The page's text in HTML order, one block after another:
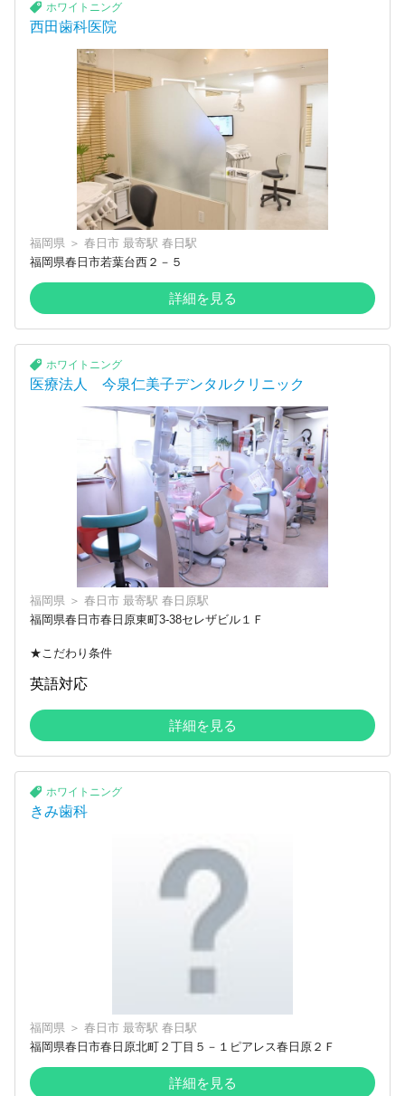
ホワイトニング
西田歯科医院
福岡県 ＞ 春日市 最寄駅 春日駅
福岡県春日市若葉台西２－５
詳細を見る
ホワイトニング
医療法人 今泉仁美子デンタルクリニック
福岡県 ＞ 春日市 最寄駅 春日原駅
福岡県春日市春日原東町3-38セレザビル１Ｆ
★こだわり条件
英語対応
詳細を見る
ホワイトニング
きみ歯科
福岡県 ＞ 春日市 最寄駅 春日駅
福岡県春日市春日原北町２丁目５－１ピアレス春日原２Ｆ
詳細を見る